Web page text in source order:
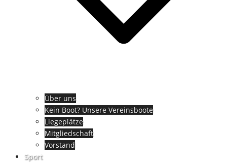
Über uns
Kein Boot? Unsere Vereinsboote
Liegeplätze
Mitgliedschaft
Vorstand
Sport